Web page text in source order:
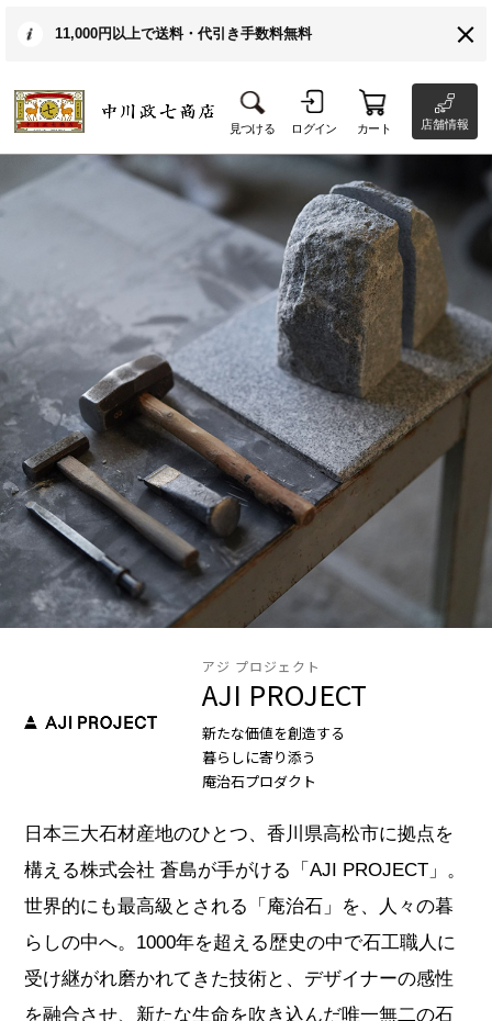
11,000円以上で送料・代引き手数料無料
見つける ログイン カート 店舗情報
アジ プロジェクト
AJI PROJECT
新たな価値を創造する
暮らしに寄り添う
庵治石プロダクト
日本三大石材産地のひとつ、香川県高松市に拠点を
構える株式会社 蒼島が手がける「AJI PROJECT」。
世界的にも最高級とされる「庵治石」を、人々の暮
らしの中へ。1000年を超える歴史の中で石工職人に
受け継がれ磨かれてきた技術と、デザイナーの感性
を融合させ、新たな生命を吹き込んだ唯一無二の石